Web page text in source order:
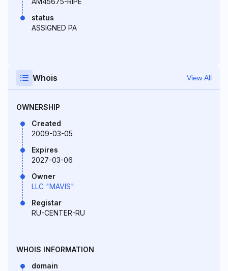
status
ASSIGNED PA
Whois View All
OWNERSHIP
Created
2009-03-05
Expires
2027-03-06
Owner
LLC "MAVIS"
Registar
RU-CENTER-RU
WHOIS INFORMATION
domain